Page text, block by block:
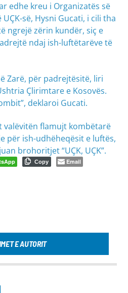
edhe kreu i Organizatës së
së, Hysni Gucati, i cili tha
ngrejë zërin kundër, siç e
ndaj ish-luftëtarëve të
Zarë, për padrejtësitë, liri
Çlirimtare e Kosovës.
deklaroi Gucati.
flamujt kombëtarë
për ish-udhëheqësit e luftës,
brohoritjet “UÇK, UÇK”.
Copy Email
E AUTORIT